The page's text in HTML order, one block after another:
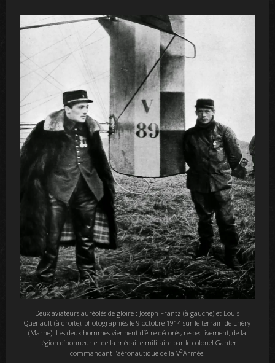
Deux aviateurs auréolés de gloire : Joseph Frantz (à gauche) et Louis
Quenault (à droite), photographiés le 9 octobre 1914 sur le terrain de Lhéry
(Marne). Les deux hommes viennent d’être décorés, respectivement, de la
Légion d’honneur et de la médaille militaire par le colonel Ganter
commandant l’aéronautique de la VeArmée.